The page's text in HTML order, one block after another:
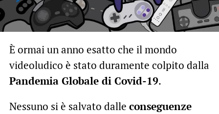
È ormai un anno esatto che il mondo
videoludico è stato duramente colpito dalla
Pandemia Globale di Covid-19.
Nessuno si è salvato dalle conseguenze